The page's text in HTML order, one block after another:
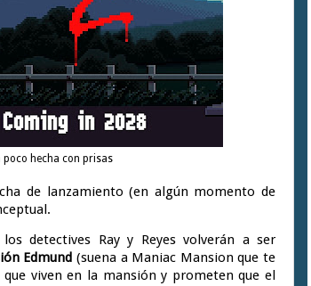
hecha con prisas
de lanzamiento (en algún momento de
detectives Ray y Reyes volverán a ser
Edmund(suena a Maniac Mansion que te
viven en la mansión y prometen que el